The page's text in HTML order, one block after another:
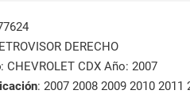
DERECHO
: CHEVROLET CDX Año: 2007
: 2007 2008 2009 2010 2011